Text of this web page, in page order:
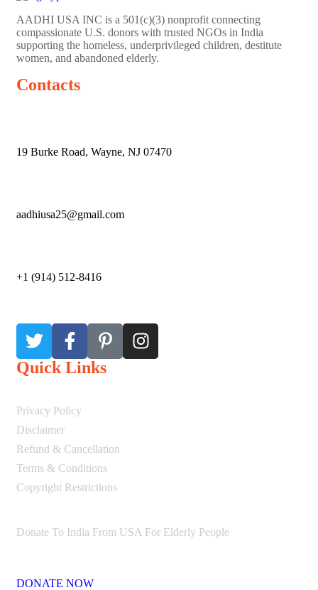
AADHI USA INC is a 501(c)(3) nonprofit connecting
compassionate U.S. donors with trusted NGOs in India
supporting the homeless, underprivileged children, destitute
women, and abandoned elderly.
Contacts
19 Burke Road, Wayne, NJ 07470
aadhiusa25@gmail.com
+1 (914) 512-8416
Quick Links
Privacy Policy
Disclaimer
Refund & Cancellation
Terms & Conditions
Copyright Restrictions
Donate To India From USA For Elderly People
DONATE NOW